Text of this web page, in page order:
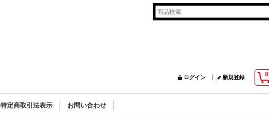
0
ログイン 新規登録
特定商取引法表示 お問い合わせ